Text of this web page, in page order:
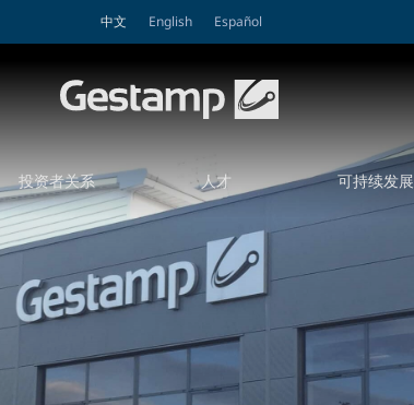
中文 English Español
投资者关系 人才 可持续发展